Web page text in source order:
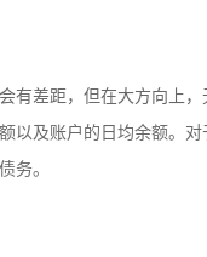
有差距，但在大方向上
及账户的日均余额。对
务。